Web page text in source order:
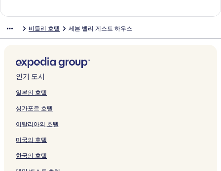
링
크
여
는
여
는
i
S
p
a
b
I
G
페
이
지
d
o
n
g
s
o
t
S
t
a
a
페
이
지
를
는
크
e
p
o
o
n
이
를
여
는
링
를
여
크
지
를
링
크
u
o
페
이
지
여
링
크
는
링
는
링
M
o
r
페
이
를
는
링
크
e
이
지
를
여
링
e
지
를
여
는
크
e
이
지
를
여
링
s
n
n
&
R
s
a
u
r
a
n
o
w
n
페
지
여
는
링
크
l
r
e
s
t
r
o
u
n
t
B
k
L
o
d
e
이
지
를
여
H
s
e
페
이
를
는
링
크
비들리 호텔 세븐 밸리 게스트 하우스
인기 도시
일본의 호텔
싱가포르 호텔
이탈리아의 호텔
미국의 호텔
한국의 호텔